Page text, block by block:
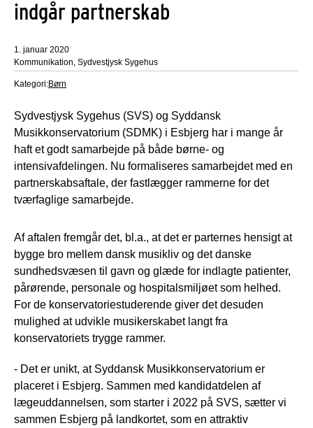
indgår partnerskab
1. januar 2020
Kommunikation, Sydvestjysk Sygehus
Kategori:Børn
Sydvestjysk Sygehus (SVS) og Syddansk
Musikkonservatorium (SDMK) i Esbjerg har i mange år
haft et godt samarbejde på både børne- og
intensivafdelingen. Nu formaliseres samarbejdet med en
partnerskabsaftale, der fastlægger rammerne for det
tværfaglige samarbejde.
Af aftalen fremgår det, bl.a., at det er parternes hensigt at
bygge bro mellem dansk musikliv og det danske
sundhedsvæsen til gavn og glæde for indlagte patienter,
pårørende, personale og hospitalsmiljøet som helhed.
For de konservatoriestuderende giver det desuden
mulighed at udvikle musikerskabet langt fra
konservatoriets trygge rammer.
- Det er unikt, at Syddansk Musikkonservatorium er
placeret i Esbjerg. Sammen med kandidatdelen af
lægeuddannelsen, som starter i 2022 på SVS, sætter vi
sammen Esbjerg på landkortet, som en attraktiv